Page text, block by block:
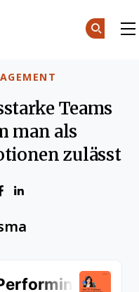
Teams
man als
zulässt
Email
page
on Pinterest
on Twitter
Share on